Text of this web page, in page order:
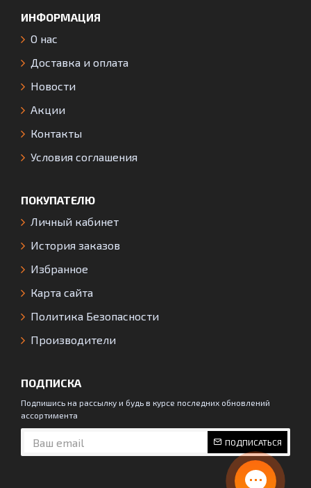
ИНФОРМАЦИЯ
О нас
Доставка и оплата
Новости
Акции
Контакты
Условия соглашения
ПОКУПАТЕЛЮ
Личный кабинет
История заказов
Избранное
Карта сайта
Политика Безопасности
Производители
ПОДПИСКА
Подпишись на рассылку и будь в курсе последних обновлений
ассортимента
ПОДПИСАТЬСЯ